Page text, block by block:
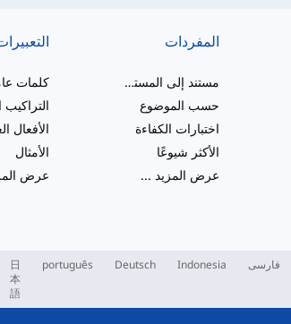
المفردات
مستند إلى المستوى
حسب الموضوع
اختبارات الكفاءة
الأكثر شيوعًا
عرض المزيد ...
كلمات
التراكيب
الأفعال
الأمثال
عرض
فارسی Indonesia
Deutsch
português
日
本
語